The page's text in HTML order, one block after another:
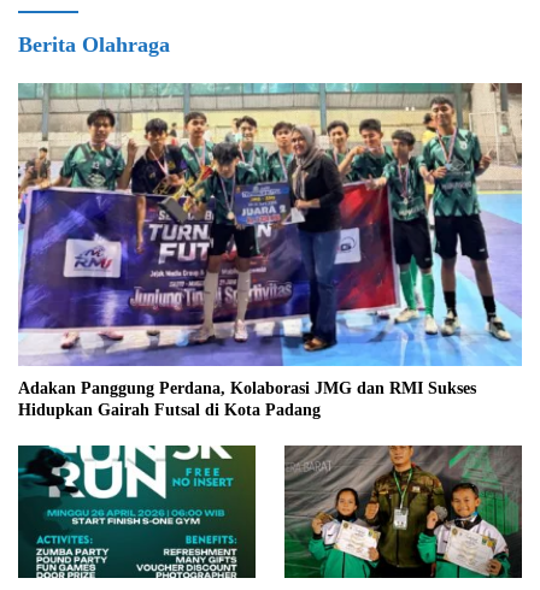
Berita Olahraga
Adakan Panggung Perdana, Kolaborasi JMG dan RMI Sukses
Hidupkan Gairah Futsal di Kota Padang